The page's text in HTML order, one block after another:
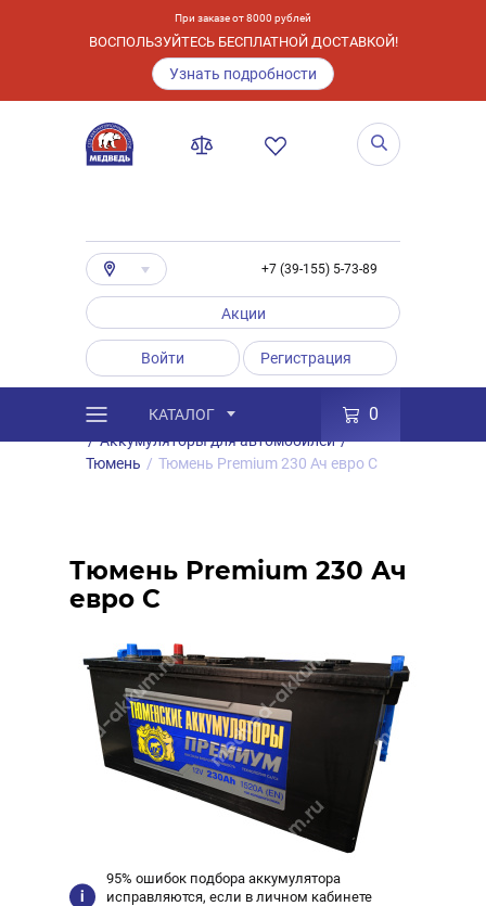
При заказе от 8000 рублей
ВОСПОЛЬЗУЙТЕСЬ БЕСПЛАТНОЙ ДОСТАВКОЙ!
Узнать подробности
+7 (39-155) 5-73-89
Акции
Войти Регистрация
КАТАЛОГ 0
Каталог / Товары
Аккумуляторы
/ Аккумуляторы для автомобилей /
Тюмень / Тюмень Premium 230 Ач евро C
Тюмень Premium 230 Ач
евро C
95% ошибок подбора аккумулятора
исправляются, если в личном кабинете